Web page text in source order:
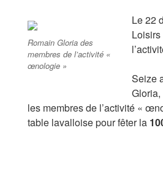
Romain Gloria des
membres de l’activité «
œnologie »
Le 22
Seize
les membres de l’activité «
table lavalloise pour fêter la